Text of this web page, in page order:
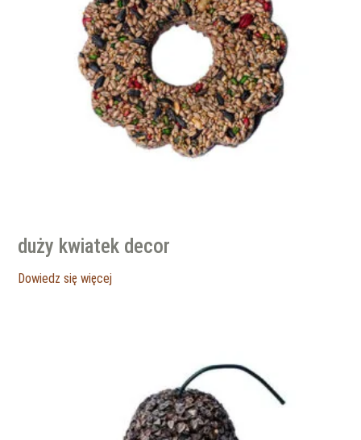
duży kwiatek decor
Dowiedz się więcej